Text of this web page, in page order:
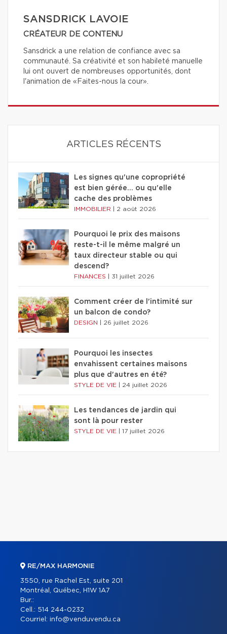
SANSDRICK LAVOIE
CRÉATEUR DE CONTENU
Sansdrick a une relation de confiance avec sa
communauté. Sa créativité et son habileté manuelle
lui ont ouvert de nombreuses opportunités, dont
l'animation de «Faites-nous la cour».
ARTICLES RÉCENTS
Les signes qu'une copropriété
est bien gérée… ou qu'elle
cache des problèmes
IMMOBILIER 2 août 2026
Pourquoi le prix des maisons
reste-t-il le même malgré un
taux directeur stable ou qui
descend?
FINANCES 31 juillet 2026
Comment créer de l'intimité sur
un balcon de condo?
DESIGN 26 juillet 2026
Pourquoi les insectes
envahissent certaines maisons
plus que d'autres en été?
STYLE DE VIE 24 juillet 2026
Les tendances de jardin qui
sont là pour rester
STYLE DE VIE 17 juillet 2026
RE/MAX HARMONIE
3550, rue Rachel Est, suite 201
Montréal, Québec, H1W 1A7
Bur.:
Cell.: 514 244-0232
Courriel: info@venduvendu.ca